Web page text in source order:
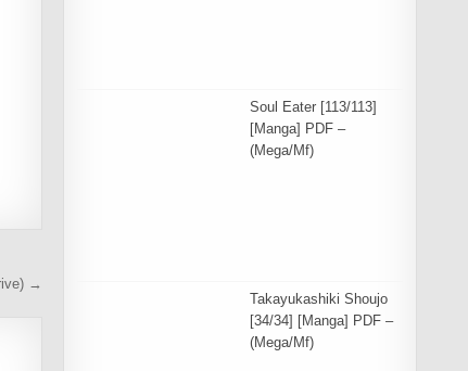
→
Soul Eater [113/113]
[Manga] PDF –
(Mega/Mf)
Takayukashiki Shoujo
[34/34] [Manga] PDF –
(Mega/Mf)